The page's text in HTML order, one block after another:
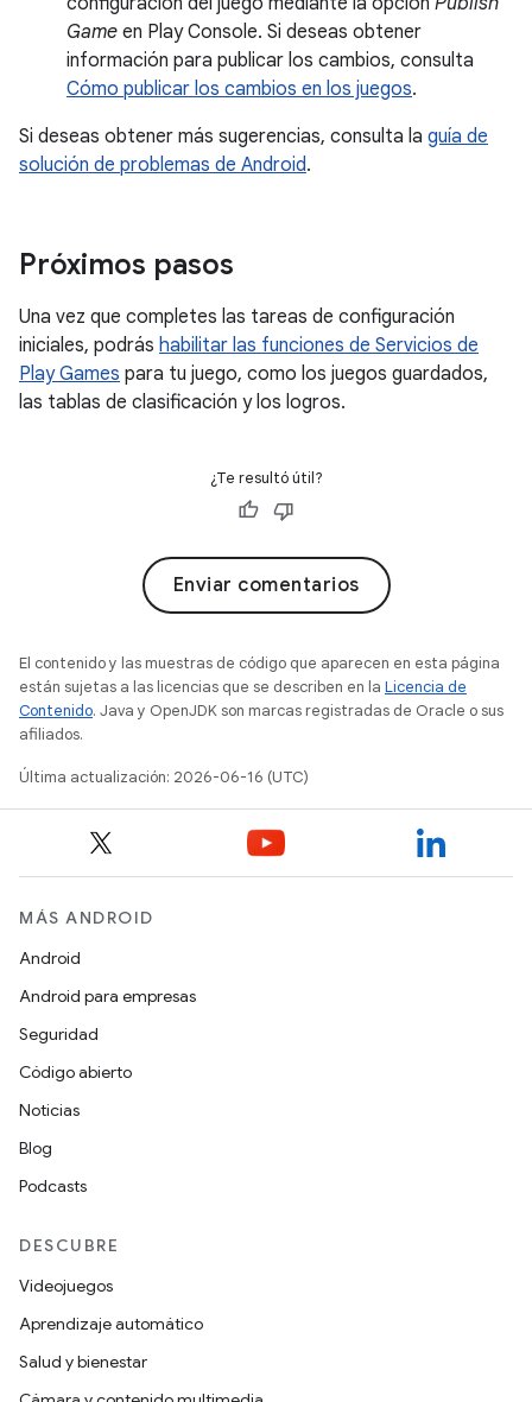
Game en Play Console. Si deseas obtener
información para publicar los cambios, consulta
Cómo publicar los cambios en los juegos.
Si deseas obtener más sugerencias, consulta la guía de
solución de problemas de Android.
Próximos pasos
Una vez que completes las tareas de configuración
iniciales, podrás habilitar las funciones de Servicios de
Play Games para tu juego, como los juegos guardados,
las tablas de clasificación y los logros.
¿Te resultó útil?
Enviar comentarios
El contenido y las muestras de código que aparecen en esta página
están sujetas a las licencias que se describen en la Licencia de
Contenido. Java y OpenJDK son marcas registradas de Oracle o sus
afiliados.
Última actualización: 2026-06-16 (UTC)
MÁS ANDROID
Android
Android para empresas
Seguridad
Código abierto
Noticias
Blog
Podcasts
DESCUBRE
Videojuegos
Aprendizaje automático
Salud y bienestar